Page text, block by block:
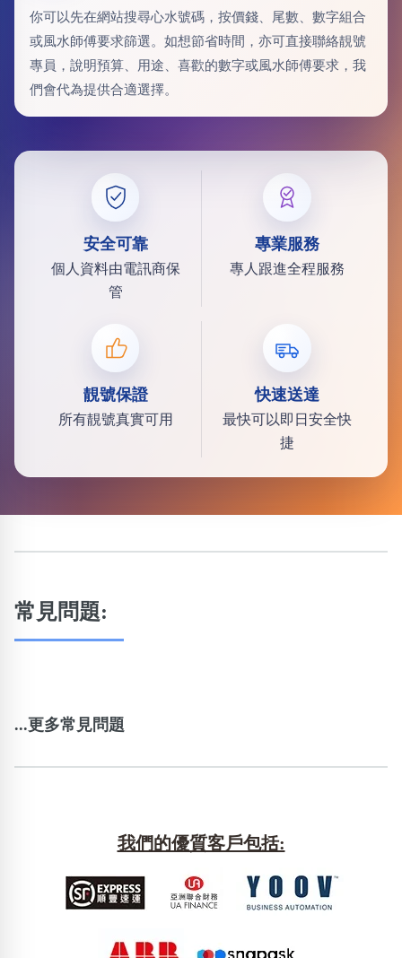
你可以先在網站搜尋心水號碼，按價錢、尾數、數字組合
或風水師傅要求篩選。如想節省時間，亦可直接聯絡靚號
專員，說明預算、用途、喜歡的數字或風水師傅要求，我
們會代為提供合適選擇。
安全可靠
個人資料由電訊商保
管
專業服務
專人跟進全程服務
靚號保證
所有靚號真實可用
快速送達
最快可以即日安全快
捷
常見問題:
...更多常見問題
我們的優質客戶包括: